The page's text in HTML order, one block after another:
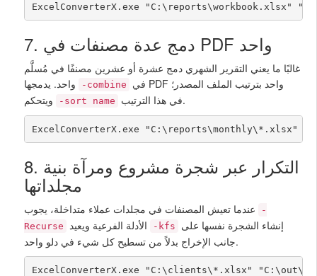
ExcelConverterX.exe "C:\reports\workbook.xlsx"
7. دمج عدة مصنفات في PDF واحد
غالبًا ما يعني التقرير الشهري دمج عشرة أو عشرين مصنفًا في مُسلَّم
-combine
-sort name في هذا الترتيب.
ExcelConverterX.exe "C:\reports\monthly\*.xlsx"
8. التكرار عبر شجرة مشروع ومرآة بنية
مجلداتها
-
Recurse
-kfs
جانب الإخراج بدلاً من تسطيح كل شيء في دلو واحد.
ExcelConverterX.exe "C:\clients\*.xlsx"